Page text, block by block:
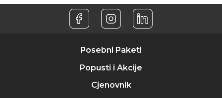
Posebni Paketi
Popusti i Akcije
Cjenovnik